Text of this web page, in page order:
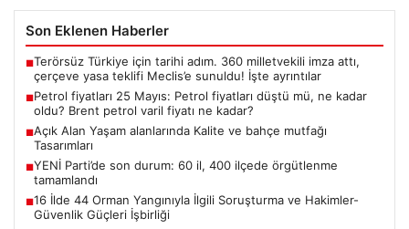
Son Eklenen Haberler
■Terörsüz Türkiye için tarihi adım. 360 milletvekili imza attı,
çerçeve yasa teklifi Meclis’e sunuldu! İşte ayrıntılar
■Petrol fiyatları 25 Mayıs: Petrol fiyatları düştü mü, ne kadar
oldu? Brent petrol varil fiyatı ne kadar?
■Açık Alan Yaşam alanlarında Kalite ve bahçe mutfağı
Tasarımları
■YENİ Parti’de son durum: 60 il, 400 ilçede örgütlenme
tamamlandı
■16 İlde 44 Orman Yangınıyla İlgili Soruşturma ve Hakimler-
Güvenlik Güçleri İşbirliği